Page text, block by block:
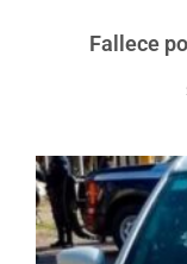
Fallece